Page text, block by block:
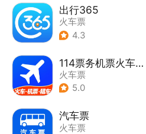
出行365
火车票
4.3
114票务机票火车票汽车票
火车票
5.0
汽车票
火车票